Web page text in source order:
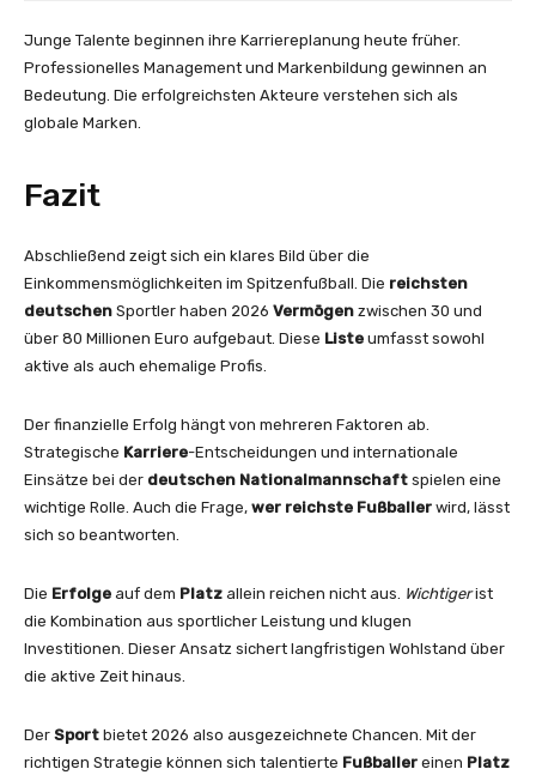
Junge Talente beginnen ihre Karriereplanung heute früher.
Professionelles Management und Markenbildung gewinnen an
Bedeutung. Die erfolgreichsten Akteure verstehen sich als
globale Marken.
Fazit
Abschließend zeigt sich ein klares Bild über die
Einkommensmöglichkeiten im Spitzenfußball. Die reichsten
deutschen Sportler haben 2026 Vermögen zwischen 30 und
über 80 Millionen Euro aufgebaut. Diese Liste umfasst sowohl
aktive als auch ehemalige Profis.
Der finanzielle Erfolg hängt von mehreren Faktoren ab.
Strategische Karriere-Entscheidungen und internationale
Einsätze bei der deutschen Nationalmannschaft spielen eine
wichtige Rolle. Auch die Frage, wer reichste Fußballer wird, lässt
sich so beantworten.
Die Erfolge auf dem Platz allein reichen nicht aus. Wichtigerist
die Kombination aus sportlicher Leistung und klugen
Investitionen. Dieser Ansatz sichert langfristigen Wohlstand über
die aktive Zeit hinaus.
Der Sport bietet 2026 also ausgezeichnete Chancen. Mit der
richtigen Strategie können sich talentierte Fußballer einen Platz